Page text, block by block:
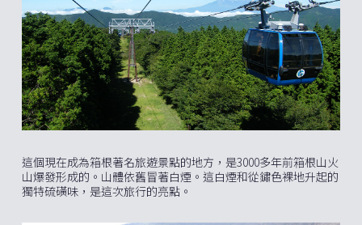
這個現在成為箱根著名旅遊景點的地方，是3000多年前箱根山火
山爆發形成的。山體依舊冒著白煙。這白煙和從鏽色裸地升起的
獨特硫磺味，是這次旅行的亮點。